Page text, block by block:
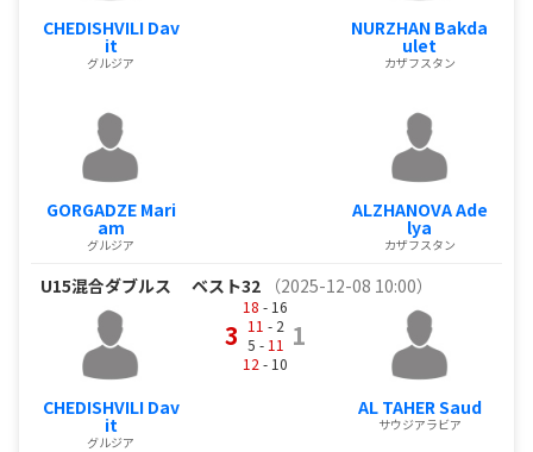
CHEDISHVILI Dav
it
グルジア
GORGADZE Mari
am
グルジア
NURZHAN Bakda
ulet
カザフスタン
ALZHANOVA Ade
lya
カザフスタン
U15混合ダブルス ベスト32 （2025-12-08 10:00）
CHEDISHVILI Dav
it
グルジア
3
18 - 16
11 - 2
5 - 11
12 - 10
1
AL TAHER Saud
サウジアラビア